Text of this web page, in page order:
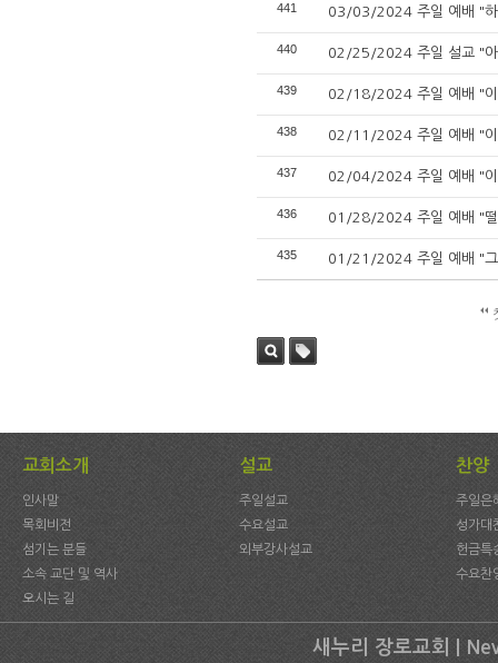
441 03/03/2024 주일 예배 "하
440 02/25/2024 주일 설교 "아
439 02/18/2024 주일 예배 "이
438 02/11/2024 주일 예배 "이
437 02/04/2024 주일 예배 "이
436 01/28/2024 주일 예배 "떨
435 01/21/2024 주일 예배 "그
교회소개
인사말
목회비전
섬기는 분들
소속 교단 및 역사
오시는 길
설교
주일설교
수요설교
외부강사설교
찬양
주일은
성가대
헌금특
수요찬
새누리 장로교회 |